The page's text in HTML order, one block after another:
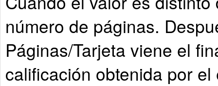
número de páginas.
Páginas/Tarjeta viene el
calificación obtenida por el